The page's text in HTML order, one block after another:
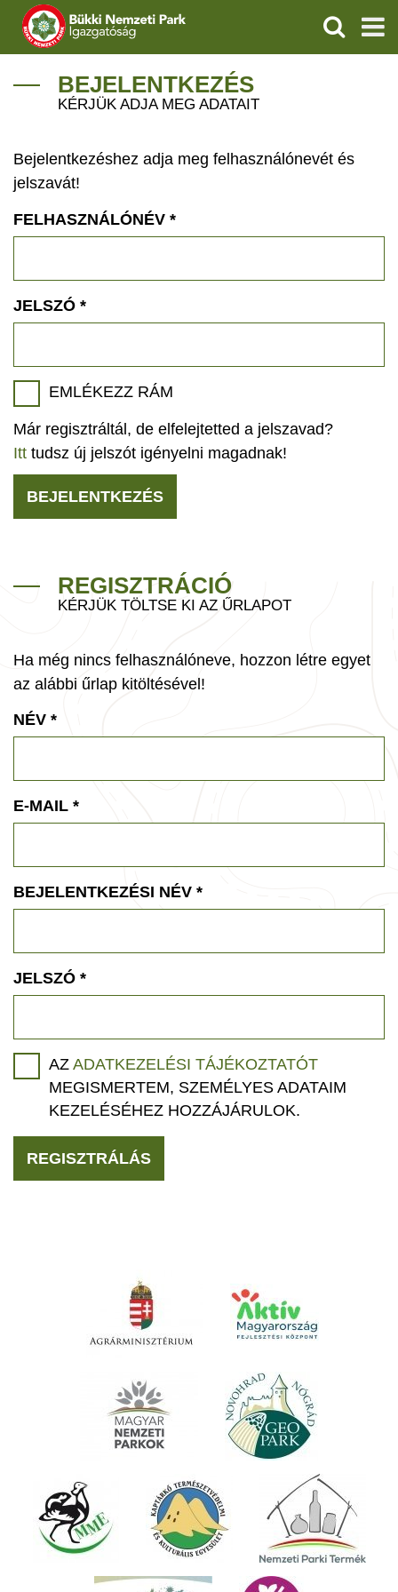
IGAZGATÓSÁG
VÍZVÉDELEM
ÖKOTURIZMUS
GEOPARKOK
KERESÉS
BEJELENTKEZÉS
KÉRJÜK ADJA MEG ADATAIT
Bejelentkezéshez adja meg felhasználónevét és
jelszavát!
FELHASZNÁLÓNÉV *
JELSZÓ *
EMLÉKEZZ RÁM
Már regisztráltál, de elfelejtetted a jelszavad?
Itt tudsz új jelszót igényelni magadnak!
BEJELENTKEZÉS
REGISZTRÁCIÓ
KÉRJÜK TÖLTSE KI AZ ŰRLAPOT
Ha még nincs felhasználóneve, hozzon létre egyet
az alábbi űrlap kitöltésével!
NÉV *
E-MAIL *
BEJELENTKEZÉSI NÉV *
JELSZÓ *
AZ ADATKEZELÉSI TÁJÉKOZTATÓT
MEGISMERTEM, SZEMÉLYES ADATAIM
KEZELÉSÉHEZ HOZZÁJÁRULOK.
REGISZTRÁLÁS